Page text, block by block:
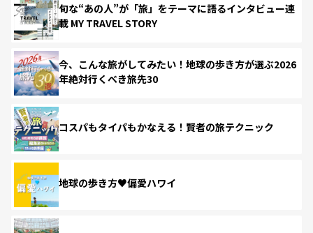
旬な“あの人”が「旅」をテーマに語るインタビュー連
載 MY TRAVEL STORY
今、こんな旅がしてみたい！地球の歩き方が選ぶ2026
年絶対行くべき旅先30
コスパもタイパもかなえる！賢者の旅テクニック
地球の歩き方♥偏愛ハワイ